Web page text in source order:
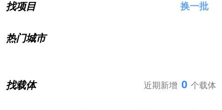
找项目 换一批
热门城市
找载体 近期新增 0 个载体